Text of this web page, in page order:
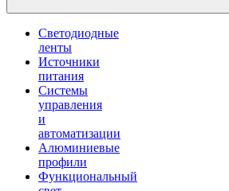
Светодиодные
ленты
Источники
питания
Системы
управления
и
автоматизации
Алюминиевые
профили
Функциональный